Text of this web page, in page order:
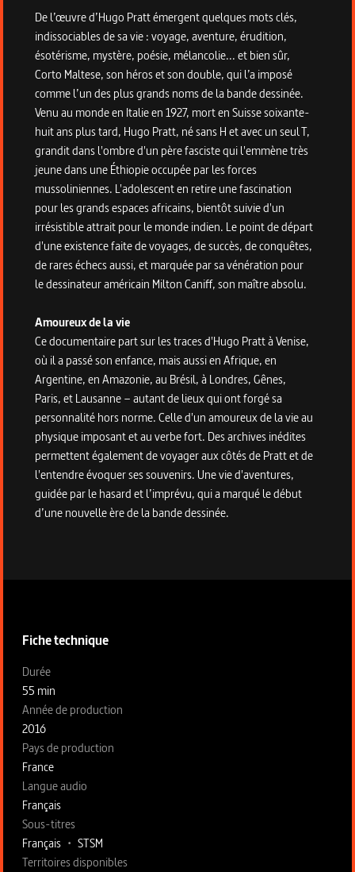
De l’œuvre d’Hugo Pratt émergent quelques mots clés,
indissociables de sa vie : voyage, aventure, érudition,
ésotérisme, mystère, poésie, mélancolie... et bien sûr,
Corto Maltese, son héros et son double, qui l’a imposé
comme l’un des plus grands noms de la bande dessinée.
Venu au monde en Italie en 1927, mort en Suisse soixante-
huit ans plus tard, Hugo Pratt, né sans H et avec un seul T,
grandit dans l'ombre d'un père fasciste qui l'emmène très
jeune dans une Éthiopie occupée par les forces
mussoliniennes. L'adolescent en retire une fascination
pour les grands espaces africains, bientôt suivie d'un
irrésistible attrait pour le monde indien. Le point de départ
d'une existence faite de voyages, de succès, de conquêtes,
de rares échecs aussi, et marquée par sa vénération pour
le dessinateur américain Milton Caniff, son maître absolu.
Amoureux de la vie
Ce documentaire part sur les traces d'Hugo Pratt à Venise,
où il a passé son enfance, mais aussi en Afrique, en
Argentine, en Amazonie, au Brésil, à Londres, Gênes,
Paris, et Lausanne – autant de lieux qui ont forgé sa
personnalité hors norme. Celle d'un amoureux de la vie au
physique imposant et au verbe fort. Des archives inédites
permettent également de voyager aux côtés de Pratt et de
l'entendre évoquer ses souvenirs. Une vie d'aventures,
guidée par le hasard et l’imprévu, qui a marqué le début
d’une nouvelle ère de la bande dessinée.
Fiche technique
Fiche technique section gauche
Durée
55 min
Année de production
2016
Pays de production
France
Langue audio
Français
Sous-titres
Français • STSM
Territoires disponibles